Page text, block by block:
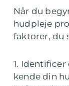
Når du
hudpleje
faktorer, du
1.
kende din